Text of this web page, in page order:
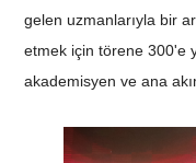
gelen uzmanlarıyla bir
etmek için törene 300'e
akademisyen ve ana